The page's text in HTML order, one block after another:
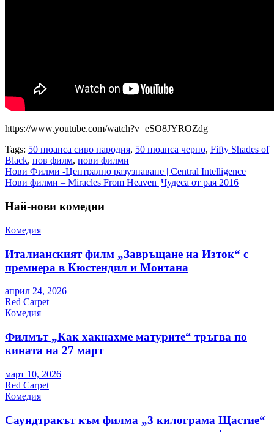
https://www.youtube.com/watch?v=eSO8JYROZdg
Tags: 50 нюанса сиво пародия, 50 нюанса черно, Fifty Shades of
Black, нов филм, нови филми
Навигация
Нови Филми -Централно разузнаване | Central Intelligence
Нови филми – Miracles From Heaven |Чудеса от рая 2016
Най-нови комедии
Комедия
Италианският филм „Завръщане на Изток“ с
премиера в Кюстендил и Монтана
април 24, 2026
Red Carpet
Комедия
Филмът „Как хакнахме матурите“ тръгва по
кината на 27 март
март 10, 2026
Red Carpet
Комедия
Саундтракът към филма „3 килограма Щастие“